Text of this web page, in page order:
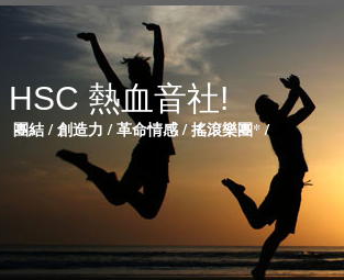
HSC 熱血音社!
團結 / 創造力 / 革命情感 / 搖滾樂團* /